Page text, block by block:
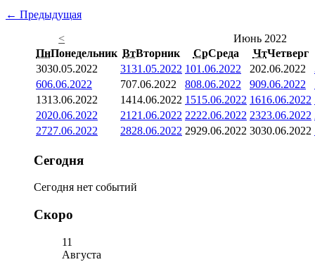
← Предыдущая
<
Июнь 2022
ПнПонедельник ВтВторник СрСреда ЧтЧетверг
3030.05.2022 3131.05.2022 101.06.2022 202.06.2022
606.06.2022 707.06.2022 808.06.2022 909.06.2022
1313.06.2022 1414.06.2022 1515.06.2022 1616.06.2022
2020.06.2022 21 21.06.2022 2222.06.2022 2323.06.2022
2727.06.2022 2828.06.2022 2929.06.2022 3030.06.2022
Сегодня
Сегодня нет событий
Скоро
11
Августа